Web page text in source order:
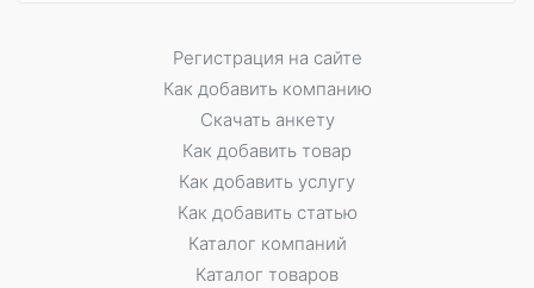
Регистрация на сайте
Как добавить компанию
Скачать анкету
Как добавить товар
Как добавить услугу
Как добавить статью
Каталог компаний
Каталог товаров